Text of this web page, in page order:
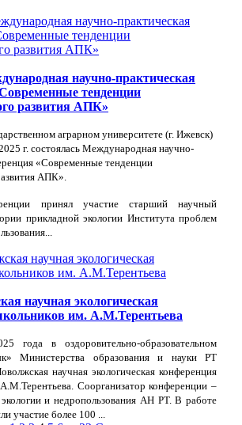
научно-практическая
тенденции
развития АПК»
аграрном университете (г. Ижевск)
г. состоялась Международная научно-
«Современные тенденции
АПК».
принял участие старший научный
прикладной экологии Института проблем
научная экологическая
им. А.М.Терентьева
года в оздоровительно-образовательном
Министерства образования и науки РТ
научная экологическая конференция
Соорганизатор конференции –
и недропользования АН РТ.В работе
участие более 100 ...